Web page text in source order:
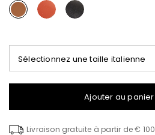
Sélectionnez une taille italienne
Ajouter au panier
Livraison gratuite à partir de € 100